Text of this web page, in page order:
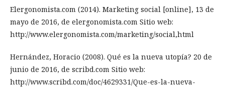
Elergonomista.com (2014). Marketing social [online], 13 de
mayo de 2016, de elergonomista.com Sitio web:
http://www.elergonomista.com/marketing/social,html
Hernández, Horacio (2008). Qué es la nueva utopía? 20 de
junio de 2016, de scribd.com Sitio web:
http://www.scribd.com/doc/4629331/Que-es-la-nueva-